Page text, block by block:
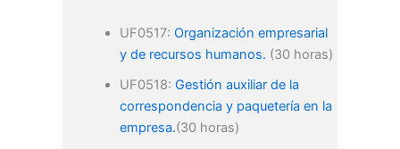
UF0517: Organización empresarial
y de recursos humanos. (30 horas)
UF0518: Gestión auxiliar de la
correspondencia y paquetería en la
empresa.(30 horas)